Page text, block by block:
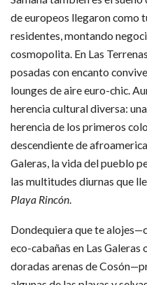
de europeos llegaron como
residentes, montando
cosmopolita. En Las
posadas con encanto
lounges de aire euro-chic.
herencia cultural diversa:
herencia de los primeros
descendiente de
Galeras, la vida del pueblo
las multitudes diurnas que
Playa Rincón.
Dondequiera que te
eco-cabañas en Las
doradas arenas de